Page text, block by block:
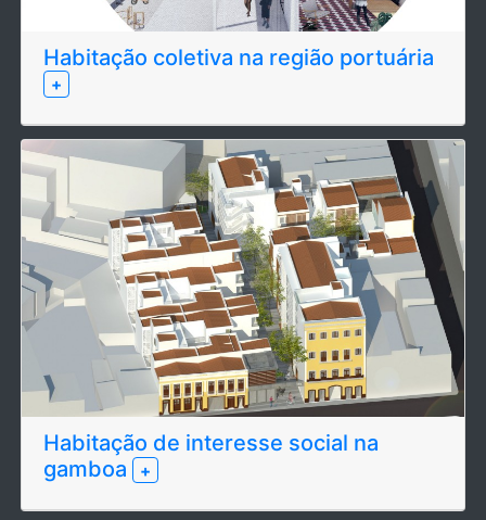
Habitação coletiva na região portuária
+
Habitação de interesse social na
gamboa
+